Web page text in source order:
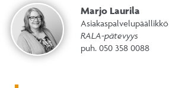
Marjo Laurila
Asiakaspalvelupäällikkö
RALA-pätevyys
puh. 050 358 0088